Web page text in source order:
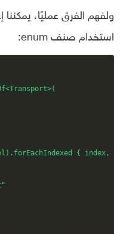
ولفهم الفرق عمليًا، يمكننا
استخدام صنف enum:
{ index,